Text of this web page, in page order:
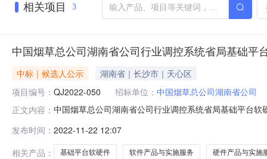
相关项目 3
中国烟草总公司湖南省公司行业调控系统省局基础平
中标｜候选人公示
湖南省｜长沙市｜天心区
项目编号： QJ2022-050 招标单位： 中国烟草总公司湖南省公司
正文内容： 中国烟草总公司湖南省公司行业调控系统省局基础平台
总公司湖南省公司行业调控系统省局基础平台软硬件采
人：南京南方
发布时间： 2022-11-22 12:07
相关产品：
基础平台软硬件 软件产品与实施服务 硬件产品与实施